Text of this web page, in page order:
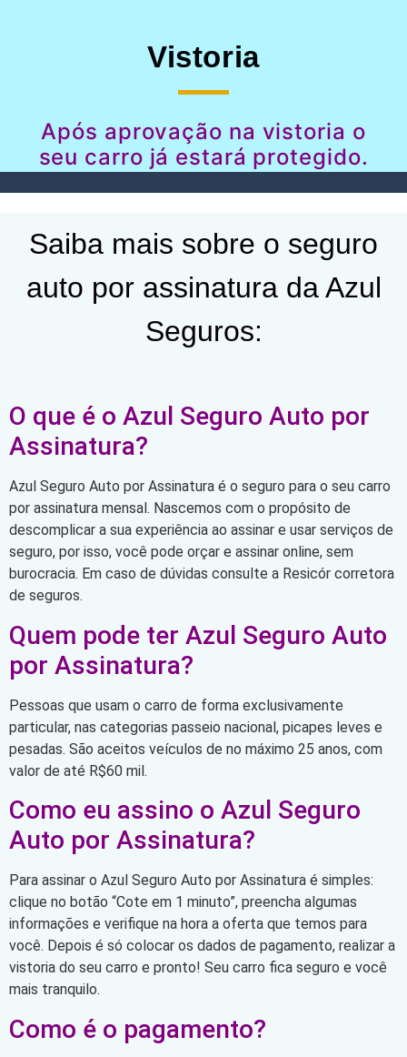
Vistoria
Após aprovação na vistoria o
seu carro já estará protegido.
Saiba mais sobre o seguro
auto por assinatura da Azul
Seguros:
O que é o Azul Seguro Auto por
Assinatura?
Azul Seguro Auto por Assinatura é o seguro para o seu carro
por assinatura mensal. Nascemos com o propósito de
descomplicar a sua experiência ao assinar e usar serviços de
seguro, por isso, você pode orçar e assinar online, sem
burocracia. Em caso de dúvidas consulte a Resicór corretora
de seguros.
Quem pode ter Azul Seguro Auto
por Assinatura?
Pessoas que usam o carro de forma exclusivamente
particular, nas categorias passeio nacional, picapes leves e
pesadas. São aceitos veículos de no máximo 25 anos, com
valor de até R$60 mil.
Como eu assino o Azul Seguro
Auto por Assinatura?
Para assinar o Azul Seguro Auto por Assinatura é simples:
clique no botão “Cote em 1 minuto”, preencha algumas
informações e verifique na hora a oferta que temos para
você. Depois é só colocar os dados de pagamento, realizar a
vistoria do seu carro e pronto! Seu carro fica seguro e você
mais tranquilo.
Como é o pagamento?